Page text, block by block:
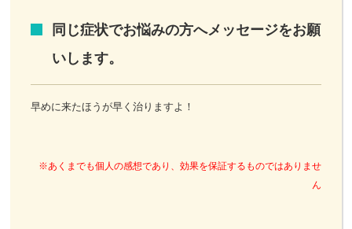
同じ症状でお悩みの方へメッセージをお願
いします。
早めに来たほうが早く治りますよ！
※あくまでも個人の感想であり、効果を保証するものではありませ
ん